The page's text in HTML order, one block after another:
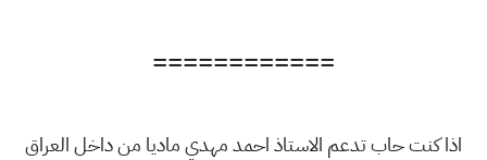
============
اذا كنت حاب تدعم الاستاذ احمد مهدي ماديا من داخل العراق